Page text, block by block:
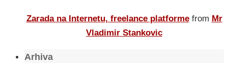
Zarada na Internetu, freelance platforme from Mr
Vladimir Stankovic
Arhiva